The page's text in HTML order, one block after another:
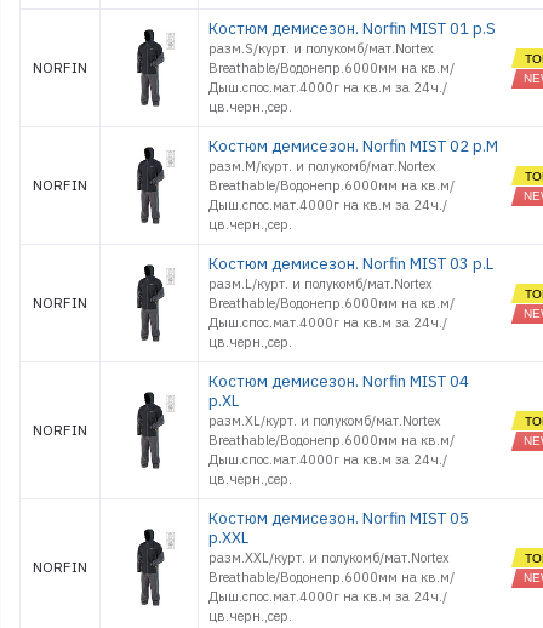
NORFIN
Костюм демисезон. Norfin MIST 01 р.S
разм.S/курт. и полукомб/мат.Nortex
Breathable/Водонепр.6000мм на кв.м/
Дыш.спос.мат.4000г на кв.м за 24ч./
цв.черн.,сер.
NORFIN
Костюм демисезон. Norfin MIST 02 р.M
разм.M/курт. и полукомб/мат.Nortex
Breathable/Водонепр.6000мм на кв.м/
Дыш.спос.мат.4000г на кв.м за 24ч./
цв.черн.,сер.
NORFIN
Костюм демисезон. Norfin MIST 03 р.L
разм.L/курт. и полукомб/мат.Nortex
Breathable/Водонепр.6000мм на кв.м/
Дыш.спос.мат.4000г на кв.м за 24ч./
цв.черн.,сер.
NORFIN
Костюм демисезон. Norfin MIST 04
р.XL
разм.XL/курт. и полукомб/мат.Nortex
Breathable/Водонепр.6000мм на кв.м/
Дыш.спос.мат.4000г на кв.м за 24ч./
цв.черн.,сер.
NORFIN
Костюм демисезон. Norfin MIST 05
р.XXL
разм.XXL/курт. и полукомб/мат.Nortex
Breathable/Водонепр.6000мм на кв.м/
Дыш.спос.мат.4000г на кв.м за 24ч./
цв.черн.,сер.